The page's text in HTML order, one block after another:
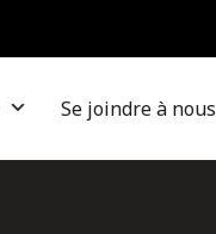
Se joindre à nous